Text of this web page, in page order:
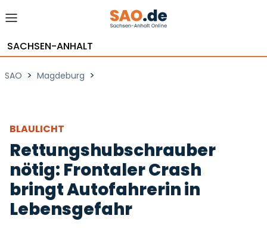
SACHSEN-ANHALT
SAO > Magdeburg >
BLAULICHT
Rettungshubschrauber
nötig: Frontaler Crash
bringt Autofahrerin in
Lebensgefahr